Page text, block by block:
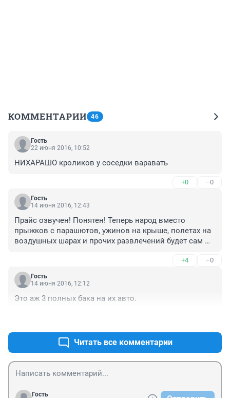
КОММЕНТАРИИ 46
Гость
22 июня 2016, 10:52
НИХАРАШО кроликов у соседки варавать
+0 –0
Гость
14 июня 2016, 12:43
Прайс озвучен! Понятен! Теперь народ вместо
прыжков с парашютов, ужинов на крыше, полетах на
воздушных шарах и прочих развлечений будет сам
если повезет ещё и стрельба в воздух!!! Ну понеслось
!!! И это законно! Оплата по квитанции в сберкассу! А
если в течении 2 недель оплатишь, то скидка 50%. Т.е.
+4 –0
Гость
14 июня 2016, 12:12
Это аж 3 полных бака на их авто.
Читать все комментарии
Гость